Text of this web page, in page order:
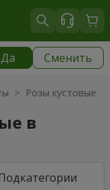
Да Сменить
> Розы кустовые
в